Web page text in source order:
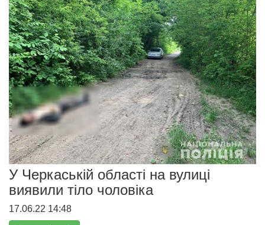
У Черкаській області на вулиці
виявили тіло чоловіка
17.06.22 14:48